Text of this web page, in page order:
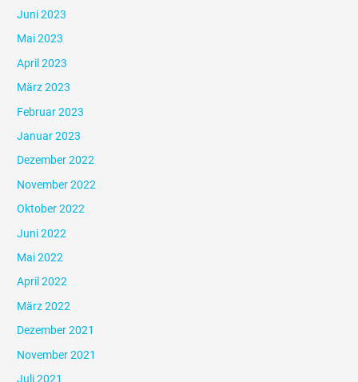
Juni 2023
Mai 2023
April 2023
März 2023
Februar 2023
Januar 2023
Dezember 2022
November 2022
Oktober 2022
Juni 2022
Mai 2022
April 2022
März 2022
Dezember 2021
November 2021
Juli 2021